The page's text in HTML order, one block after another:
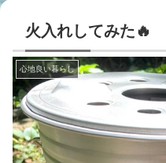
火入れしてみた🔥
心地良い暮らし